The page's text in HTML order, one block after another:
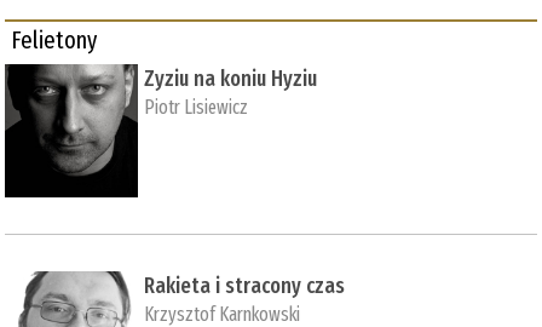
Felietony
Zyziu na koniu Hyziu
Piotr Lisiewicz
Rakieta i stracony czas
Krzysztof Karnkowski